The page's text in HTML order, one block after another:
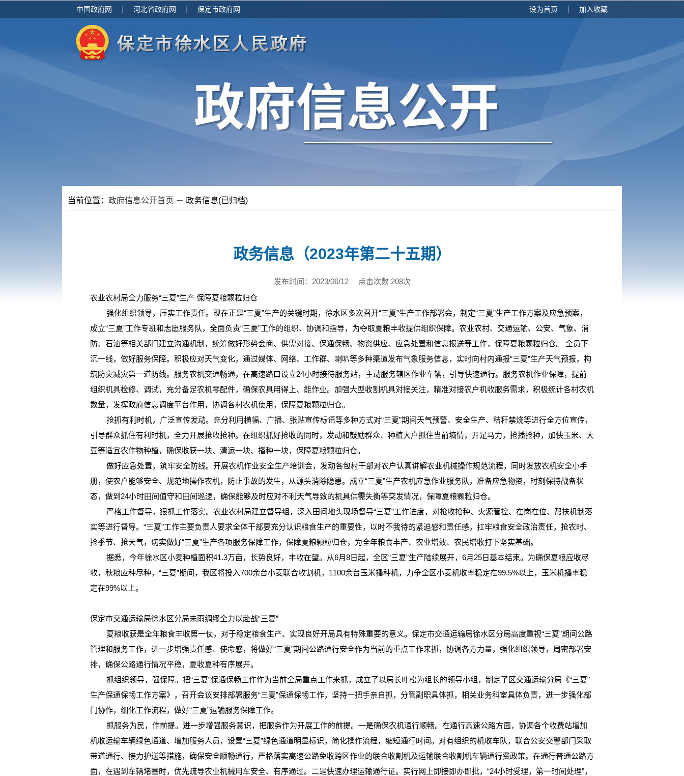
中国政府网 河北省政府网 保定市政府网 设为首页 加入收藏
当前位置： 政府信息公开首页 － 政务信息(已归档)
政务信息（2023年第二十五期）
发布时间：2023/06/12
点击次数 208次
农业农村局全力服务“三夏”生产 保障夏粮颗粒归仓
强化组织领导，压实工作责任。现在正是“三夏”生产的关键时期，徐水区多次召开“三夏”生产工作部署会，制定“三夏”生产工作方案及应急预案，
成立“三夏”工作专班和志愿服务队，全面负责“三夏”工作的组织、协调和指导，为夺取夏粮丰收提供组织保障。农业农村、交通运输、公安、气象、消
防、石油等相关部门建立沟通机制，统筹做好形势会商、供需对接、保通保畅、物资供应、应急处置和信息报送等工作，保障夏粮颗粒归仓。 全员下
沉一线，做好服务保障。积极应对天气变化，通过媒体、网络、工作群、喇叭等多种渠道发布气象服务信息，实时向村内通报“三夏”生产天气预报，构
筑防灾减灾第一道防线。服务农机交通畅通，在高速路口设立24小时接待服务站，主动服务辖区作业车辆，引导快速通行。服务农机作业保障，提前
组织机具检修、调试，充分备足农机零配件，确保农具用得上、能作业。加强大型收割机具对接关注，精准对接农户机收服务需求，积极统计各村农机
数量，发挥政府信息调度平台作用，协调各村农机使用，保障夏粮颗粒归仓。
抢抓有利时机，广泛宣传发动。充分利用横幅、广播、张贴宣传标语等多种方式对“三夏”期间天气预警、安全生产、秸秆禁烧等进行全方位宣传，
引导群众抓住有利时机，全力开展抢收抢种。在组织抓好抢收的同时，发动和鼓励群众、种植大户抓住当前墒情，开足马力，抢播抢种，加快玉米、大
豆等适宜农作物种植，确保收获一块、清运一块、播种一块，保障夏粮颗粒归仓。
做好应急处置，筑牢安全防线。开展农机作业安全生产培训会，发动各包村干部对农户认真讲解农业机械操作规范流程，同时发放农机安全小手
册，使农户能够安全、规范地操作农机，防止事故的发生，从源头消除隐患。成立“三夏”生产农机应急作业服务队，准备应急物资，时刻保持战备状
态，做到24小时田间值守和田间巡逻，确保能够及时应对不利天气导致的机具供需失衡等突发情况，保障夏粮颗粒归仓。
严格工作督导，狠抓工作落实。农业农村局建立督导组，深入田间地头现场督导“三夏”工作进度，对抢收抢种、火源管控、在岗在位、帮扶机制落
实等进行督导。“三夏”工作主要负责人要求全体干部要充分认识粮食生产的重要性，以时不我待的紧迫感和责任感，扛牢粮食安全政治责任，抢农时、
抢季节、抢天气，切实做好“三夏”生产各项服务保障工作，保障夏粮颗粒归仓，为全年粮食丰产、农业增效、农民增收打下坚实基础。
据悉，今年徐水区小麦种植面积41.3万亩，长势良好，丰收在望。从6月8日起，全区“三夏”生产陆续展开，6月25日基本结束。为确保夏粮应收尽
收，秋粮应种尽种，“三夏”期间，我区将投入700余台小麦联合收割机，1100余台玉米播种机，力争全区小麦机收率稳定在99.5%以上，玉米机播率稳
定在99%以上。
保定市交通运输局徐水区分局未雨绸缪全力以赴战“三夏”
夏粮收获是全年粮食丰收第一仗，对于稳定粮食生产、实现良好开局具有特殊重要的意义。保定市交通运输局徐水区分局高度重视“三夏”期间公路
管理和服务工作，进一步增强责任感、使命感，将做好“三夏”期间公路通行安全作为当前的重点工作来抓，协调各方力量，强化组织领导，周密部署安
排，确保公路通行情况平稳，夏收夏种有序展开。
抓组织领导，强保障。把“三夏”保通保畅工作作为当前全局重点工作来抓，成立了以局长叶松为组长的领导小组，制定了区交通运输分局《“三夏”
生产保通保畅工作方案》，召开会议安排部署服务“三夏”保通保畅工作，坚持一把手亲自抓，分管副职具体抓，相关业务科室具体负责，进一步强化部
门协作，细化工作流程，做好“三夏”运输服务保障工作。
抓服务为民，作前提。进一步增强服务意识，把服务作为开展工作的前提。一是确保农机通行顺畅。在通行高速公路方面，协调各个收费站增加
机收运输车辆绿色通道、增加服务人员，设置“三夏”绿色通道明显标识，简化操作流程，缩短通行时间。对有组织的机收车队，联合公安交警部门采取
带道通行、接力护送等措施，确保安全顺畅通行，严格落实高速公路免收跨区作业的联合收割机及运输联合收割机车辆通行费政策。在通行普通公路方
面，在遇到车辆堵塞时，优先疏导农业机械用车安全、有序通过。二是快速办理运输通行证。实行网上即接即办即批，“24小时受理，第一时间处理”，